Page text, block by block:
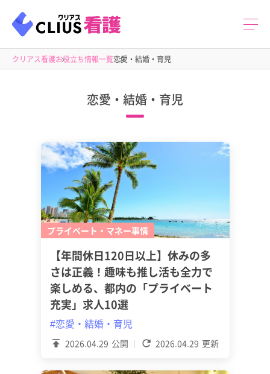
クリアス看護お役立ち情報一覧恋愛・結婚・育児
恋愛・結婚・育児
プライベート・マネー事情
2026.04.29 公開 2026.04.29 更新
【年間休日120日以上】休みの多
さは正義！趣味も推し活も全力で
楽しめる、都内の「プライベート
充実」求人10選
#恋愛・結婚・育児